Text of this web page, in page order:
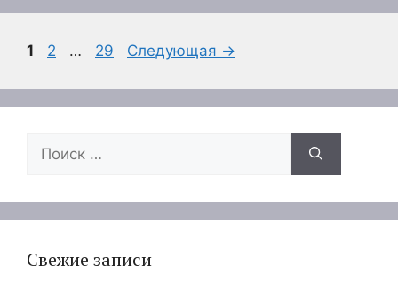
Страница
1 Страница
2 … Страница
29 Следующая →
Поиск:
Свежие записи